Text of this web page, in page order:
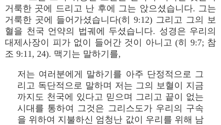
거룩한 곳에 드리고 난 후에 그는 앉으셨습니다. 그는
거룩한 곳에 들어가셨습니다(히 9:12) 그리고 그의 보
혈을 천국 언약의 법궤에 두셨습니다. 성경은 우리의
대제사장이 피가 없이 들어간 것이 아니고 (히 9:7; 참
조 9:11, 24). 맥기는 말하기를,
저는 여러분에게 말하기를 아주 단정적으로 그
리고 독단적으로 말하며 저는 그의 보혈이 지금
까지도 천국에 있다고 믿으며 그리고 끝이 없는
시대를 통하여 그것은 그리스도가 우리의 구속
을 위하여 지불하신 엄청난 값이 우리를 위해 남